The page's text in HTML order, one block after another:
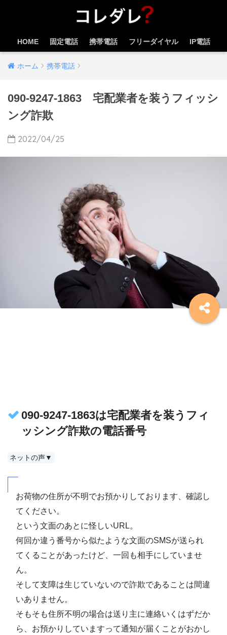
HOME 固定電話 携帯電話 フリーダイヤル IP電話
ホーム 携帯電話
090-9247-1863 宅配業者を装うフィッシ
ング詐欺
2022/04/25
090-9247-1863は宅配業者を装うフィ
ッシング詐欺の電話番号
ネットの声▼
お荷物の住所が不明でお預かりしております、確認し
てください。
という文面のあとに怪しいURL。
何回か違う番号から似たような文面のSMSが送られ
てくることがあったけど、一回も相手にしていませ
ん。
そして支障は生じていないので詐欺であることは間違
いありません。
そもそも住所不明の場合は送り主に連絡いくはずだか
ら、お預かりしていますって通知が届くことがおかし